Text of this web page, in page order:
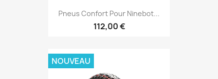
Pneus Confort Pour Ninebot...
112,00 €
NOUVEAU